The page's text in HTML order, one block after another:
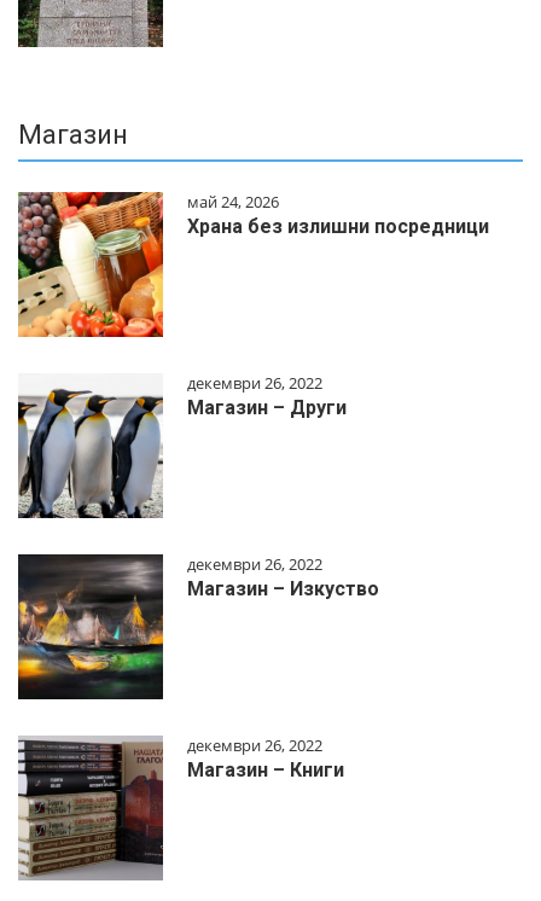
Магазин
май 24, 2026
Храна без излишни посредници
декември 26, 2022
Магазин – Други
декември 26, 2022
Магазин – Изкуство
декември 26, 2022
Магазин – Книги